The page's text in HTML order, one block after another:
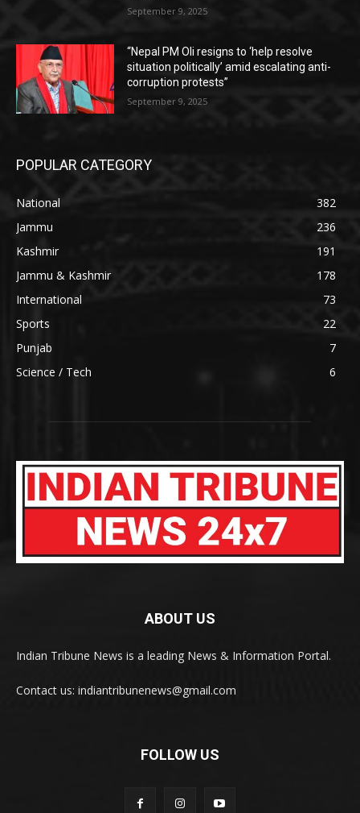
September 9, 2025
“Nepal PM Oli resigns to ‘help resolve
situation politically’ amid escalating anti-
corruption protests”
September 9, 2025
POPULAR CATEGORY
National
382
Jammu
236
Kashmir
191
Jammu & Kashmir
178
International
73
Sports
22
Punjab
7
Science / Tech
6
ABOUT US
Indian Tribune News is a leading News & Information Portal.
Contact us: indiantribunenews@gmail.com
FOLLOW US